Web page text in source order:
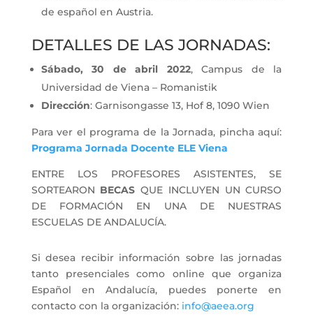
de español en Austria.
DETALLES DE LAS JORNADAS:
Sábado, 30 de abril 2022, Campus de la
Universidad de Viena – Romanistik
Dirección: Garnisongasse 13, Hof 8, 1090 Wien
Para ver el programa de la Jornada, pincha aquí:
Programa Jornada Docente ELE Viena
ENTRE LOS PROFESORES ASISTENTES, SE
SORTEARON BECAS QUE INCLUYEN UN CURSO
DE FORMACIÓN EN UNA DE NUESTRAS
ESCUELAS DE ANDALUCÍA.
Si desea recibir información sobre las jornadas
tanto presenciales como online que organiza
Español en Andalucía, puedes ponerte en
contacto con la organización: info@aeea.org